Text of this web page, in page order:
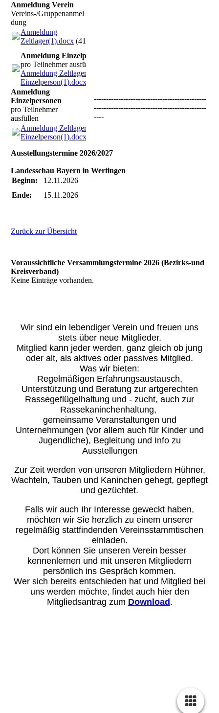
Anmeldung Verein
Vereins-/Gruppenanmel
dung
Anmeldung
Zeltlager(1).docx (41.87KB)
Anmeldung Einzelpersonen
pro Teilnehmer ausfüllen
Anmeldung Zeltlager
Einzelperson(1).docx
Anmeldung
Einzelpersonen
pro Teilnehmer
ausfüllen
Anmeldung Zeltlager
Einzelperson(1).docx
----------------------------------------------
----------------------------------------------
----
Ausstellungstermine 2026/2027
Landesschau Bayern in Wertingen
Beginn:
12.11.2026
Ende:
15.11.2026
Zurück zur Übersicht
Voraussichtliche Versammlungstermine 2026 (Bezirks-und
Kreisverband)
Keine Einträge vorhanden.
Wir sind ein lebendiger Verein und freuen uns
stets über neue Mitglieder.
Mitglied kann jeder werden, ganz gleich ob jung
oder alt, als aktives oder passives Mitglied.
Was wir bieten:
Regelmäßigen Erfahrungsaustausch,
Unterstützung und Beratung zur artgerechten
Rassegeflügelhaltung und - zucht, auch zur
Rassekaninchenhaltung,
gemeinsame Veranstaltungen und
Unternehmungen (vor allem auch für Kinder und
Jugendliche), Begleitung und Info zu
Ausstellungen
Zur Zeit werden von unseren Mitgliedern Hühner,
Wachteln, Tauben und Kaninchen gehegt, gepflegt
und gezüchtet.
Falls wir auch Ihr Interesse geweckt haben,
möchten wir Sie herzlich zu einem unserer
regelmäßig stattfindenden Vereinsstammtischen
einladen.
Dort können Sie unseren Verein besser
kennenlernen und mit unseren Mitgliedern
persönlich ins Gespräch kommen.
Wer sich bereits entschieden hat und Mitglied bei
uns werden möchte, findet auch hier den
Mitgliedsantrag zum Download .